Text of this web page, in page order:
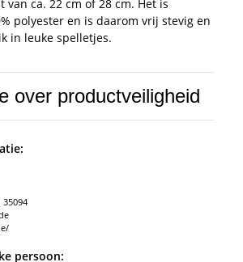
van ca. 22 cm of 28 cm. Het is
polyester en is daarom vrij stevig en
in leuke spelletjes.
over productveiligheid
persoon: